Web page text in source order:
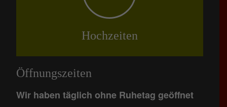
Hochzeiten
Öffnungszeiten
Wir haben täglich ohne Ruhetag geöffnet